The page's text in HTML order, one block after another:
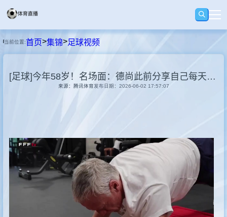
足球
录播
集锦
速报
当前位置:首页>集锦>足球视频
[足球]今年58岁！名场面：德尚此前分享自己每天会做一个小时平板支撑！
来源：腾讯体育发布日期：2026-06-02 17:57:07